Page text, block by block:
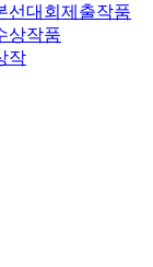
선대회제출작품
상작품
작